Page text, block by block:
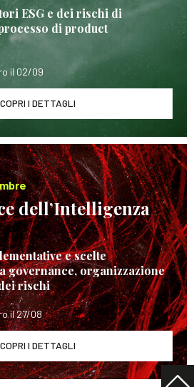
ESG e dei rischi di
di product
il 02/09
I DETTAGLI
dell’Intelligenza
e scelte
governance, organizzazione
rischi
il 27/08
I DETTAGLI